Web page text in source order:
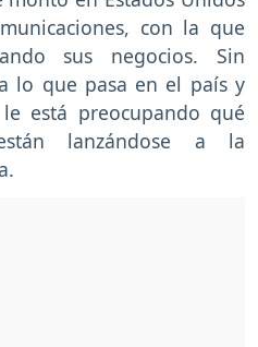
con la que
sus negocios. Sin
lo que pasa en el país y
está preocupando qué
lanzándose a la